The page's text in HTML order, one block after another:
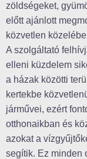
zöldségeket,
előtt ajánlott
közvetlen
A szolgáltató
elleni küzdelem
a házak közötti
kertekbe
járművei, ezért
otthonaikban és
azokat a
segítik. Ez minden